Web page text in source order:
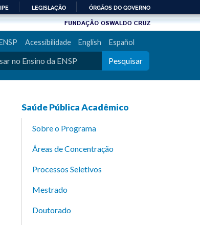
LEGISLAÇÃO ÓRGÃOS DO GOVERNO
Acessibilidade English Español
Pesquisar
Saúde Pública Acadêmico
Sobre o Programa
Áreas de Concentração
Processos Seletivos
Mestrado
Doutorado